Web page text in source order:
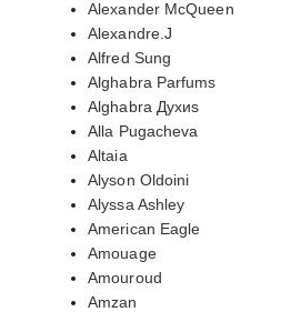
Alexander McQueen
Alexandre.J
Alfred Sung
Alghabra Parfums
Alghabra Духиs
Alla Pugacheva
Altaia
Alyson Oldoini
Alyssa Ashley
American Eagle
Amouage
Amouroud
Amzan